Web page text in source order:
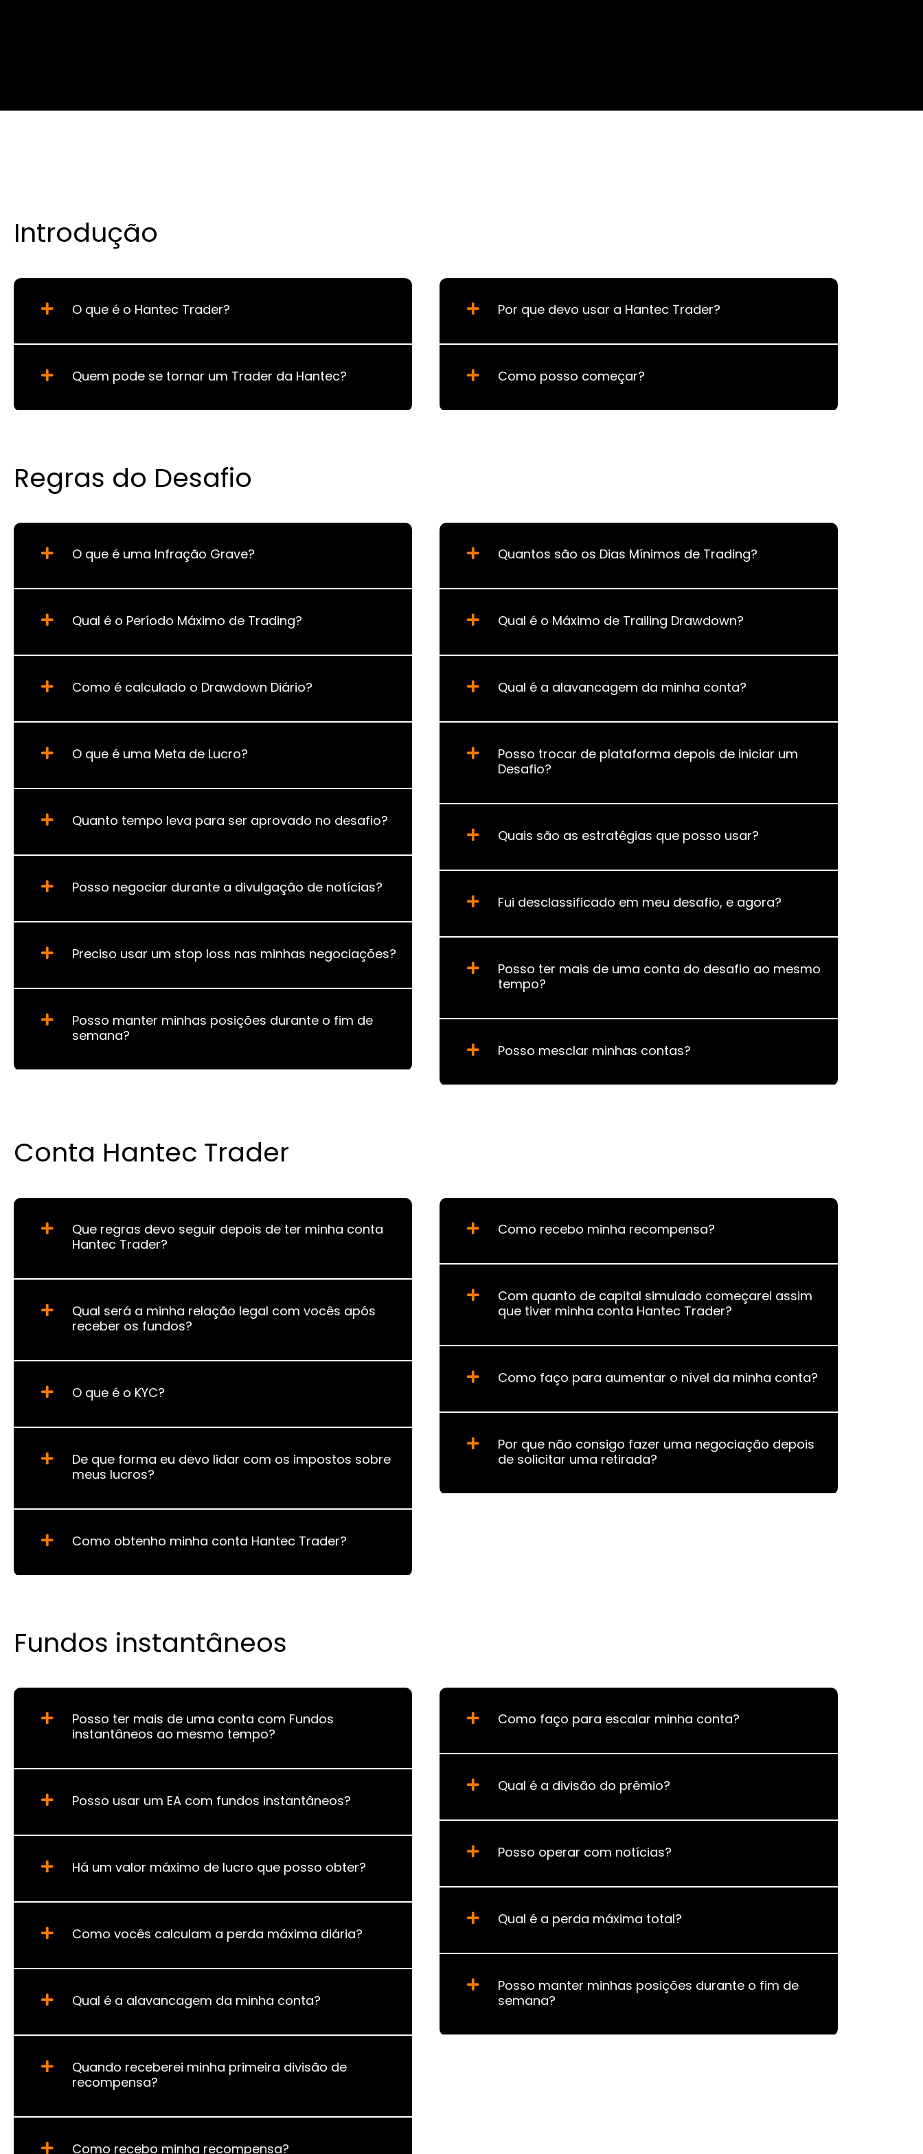
Introdução
O que é o Hantec Trader?
Quem pode se tornar um Trader da Hantec?
Por que devo usar a Hantec Trader?
Como posso começar?
Regras do Desafio
O que é uma Infração Grave?
Qual é o Período Máximo de Trading?
Como é calculado o Drawdown Diário?
O que é uma Meta de Lucro?
Quanto tempo leva para ser aprovado no desafio?
Posso negociar durante a divulgação de notícias?
Preciso usar um stop loss nas minhas negociações?
Posso manter minhas posições durante o fim de
semana?
Quantos são os Dias Mínimos de Trading?
Qual é o Máximo de Trailing Drawdown?
Qual é a alavancagem da minha conta?
Posso trocar de plataforma depois de iniciar um
Desafio?
Quais são as estratégias que posso usar?
Fui desclassificado em meu desafio, e agora?
Posso ter mais de uma conta do desafio ao mesmo
tempo?
Posso mesclar minhas contas?
Conta Hantec Trader
Que regras devo seguir depois de ter minha conta
Hantec Trader?
Qual será a minha relação legal com vocês após
receber os fundos?
O que é o KYC?
De que forma eu devo lidar com os impostos sobre
meus lucros?
Como obtenho minha conta Hantec Trader?
Como recebo minha recompensa?
Com quanto de capital simulado começarei assim
que tiver minha conta Hantec Trader?
Como faço para aumentar o nível da minha conta?
Por que não consigo fazer uma negociação depois
de solicitar uma retirada?
Fundos instantâneos
Posso ter mais de uma conta com Fundos
instantâneos ao mesmo tempo?
Posso usar um EA com fundos instantâneos?
Há um valor máximo de lucro que posso obter?
Como vocês calculam a perda máxima diária?
Qual é a alavancagem da minha conta?
Quando receberei minha primeira divisão de
recompensa?
Como recebo minha recompensa?
Como faço para escalar minha conta?
Qual é a divisão do prêmio?
Posso operar com notícias?
Qual é a perda máxima total?
Posso manter minhas posições durante o fim de
semana?